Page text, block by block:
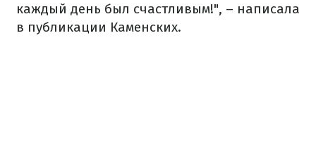
каждый день был счастливым!", – написала
в публикации Каменских.